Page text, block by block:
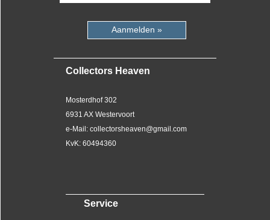
Aanmelden »
Collectors Heaven
Mosterdhof 302
6931 AX Westervoort
e-Mail: collectorsheaven@gmail.com
KvK: 60494360
Service